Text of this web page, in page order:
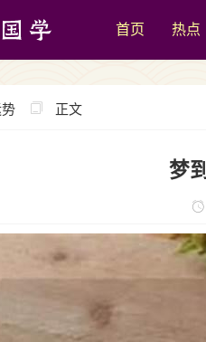
首页 热点
正文
梦